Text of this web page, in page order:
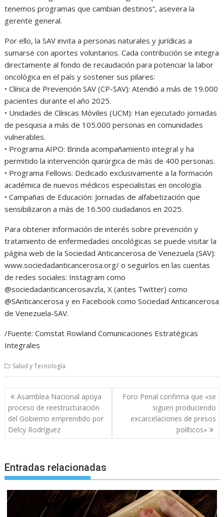
tenemos programas que cambian destinos”, asevera la
gerente general.
Por ello, la SAV invita a personas naturales y jurídicas a
sumarse con aportes voluntarios. Cada contribución se integra
directamente al fondo de recaudación para potenciar la labor
oncológica en el país y sostener sus pilares:
• Clínica de Prevención SAV (CP-SAV): Atendió a más de 19.000
pacientes durante el año 2025.
• Unidades de Clínicas Móviles (UCM): Han ejecutado jornadas
de pesquisa a más de 105.000 personas en comunidades
vulnerables.
• Programa AIPO: Brinda acompañamiento integral y ha
permitido la intervención quirúrgica de más de 400 personas.
• Programa Fellows: Dedicado exclusivamente a la formación
académica de nuevos médicos especialistas en oncología.
• Campañas de Educación: Jornadas de alfabetización que
sensibilizaron a más de 16.500 ciudadanos en 2025.
Para obtener información de interés sobre prevención y
tratamiento de enfermedades oncológicas se puede visitar la
página web de la Sociedad Anticancerosa de Venezuela (SAV):
www.sociedadanticancerosa.org/ o seguirlos en las cuentas
de redes sociales: Instagram como
@sociedadanticancerosavzla, X (antes Twitter) como
@SAnticancerosa y en Facebook como Sociedad Anticancerosa
de Venezuela-SAV.
/Fuente: Comstat Rowland Comunicaciones Estratégicas
Integrales
Salud y Tecnología
Navegación
de
entradas
Asamblea Nacional apoya
proceso de reestructuración
del Gobierno emprendido por
Delcy Rodríguez
Foro Penal confirma que «se
siguen produciendo
excarcelaciones de presos
políticos»
Entradas relacionadas